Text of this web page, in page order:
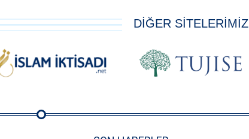
DİĞER SİTELERİMİZ